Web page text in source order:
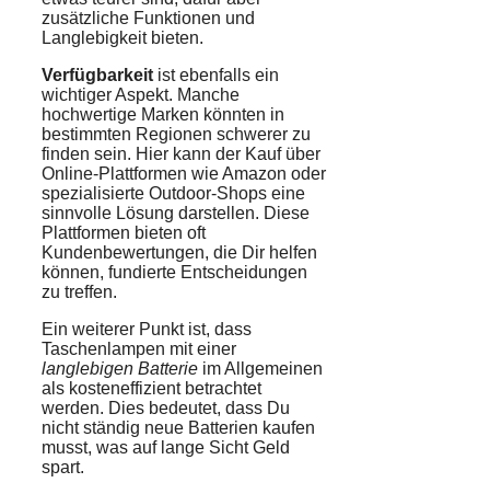
zusätzliche Funktionen und
Langlebigkeit bieten.
Verfügbarkeit ist ebenfalls ein
wichtiger Aspekt. Manche
hochwertige Marken könnten in
bestimmten Regionen schwerer zu
finden sein. Hier kann der Kauf über
Online-Plattformen wie Amazon oder
spezialisierte Outdoor-Shops eine
sinnvolle Lösung darstellen. Diese
Plattformen bieten oft
Kundenbewertungen, die Dir helfen
können, fundierte Entscheidungen
zu treffen.
Ein weiterer Punkt ist, dass
Taschenlampen mit einer
langlebigen Batterie im Allgemeinen
als kosteneffizient betrachtet
werden. Dies bedeutet, dass Du
nicht ständig neue Batterien kaufen
musst, was auf lange Sicht Geld
spart.